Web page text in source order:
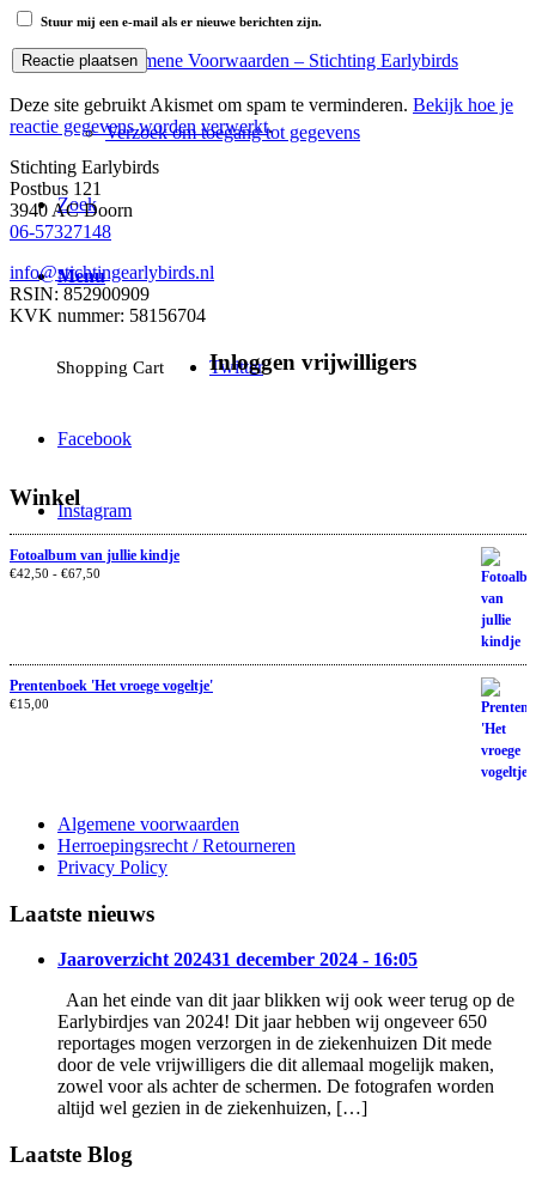
Algemene Voorwaarden – Stichting Earlybirds
Verzoek om toegang tot gegevens
Zoek
Menu
Shopping Cart Twitter
Facebook
Instagram
Stuur mij een e-mail als er nieuwe berichten zijn.
Deze site gebruikt Akismet om spam te verminderen. Bekijk hoe je
reactie gegevens worden verwerkt.
Stichting Earlybirds
Postbus 121
3940 AC Doorn
06-57327148
info@stichtingearlybirds.nl
RSIN: 852900909
KVK nummer: 58156704
Inloggen vrijwilligers
Winkel
Fotoalbum van jullie kindje
€42,50 - €67,50
Prentenboek 'Het vroege vogeltje'
€15,00
Algemene voorwaarden
Herroepingsrecht / Retourneren
Privacy Policy
Laatste nieuws
Jaaroverzicht 202431 december 2024 - 16:05
Aan het einde van dit jaar blikken wij ook weer terug op de
Earlybirdjes van 2024! Dit jaar hebben wij ongeveer 650
reportages mogen verzorgen in de ziekenhuizen Dit mede
door de vele vrijwilligers die dit allemaal mogelijk maken,
zowel voor als achter de schermen. De fotografen worden
altijd wel gezien in de ziekenhuizen, […]
Laatste Blog